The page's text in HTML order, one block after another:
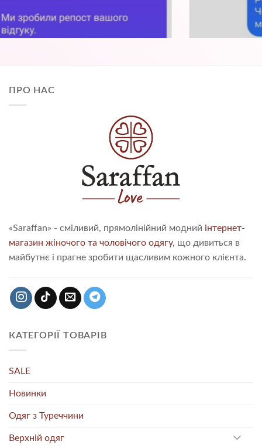
ПРО НАС
«Saraffan» - сміливий, прямолінійний модний інтернет-
магазин жіночого та чоловічого одягу, що дивиться в
майбутнє і прагне зробити щасливим кожного клієнта.
КАТЕГОРІЇ ТОВАРІВ
SALE
Новинки
Одяг з Туреччини
Верхній одяг